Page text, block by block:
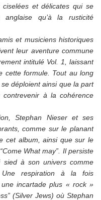
et délicates qui se
anglaise qu’à la rusticité
et musiciens historiques
leur aventure commune
intitulé Vol. 1, laissant
cette formule. Tout au long
déploient ainsi que la part
à la cohérence
Stephan Nieser et ses
comme sur le planant
cet album, ainsi que sur le
What may”. Il persiste
sied à son univers comme
Une respiration à la fois
incartade plus « rock »
(Silver Jews) où Stephan